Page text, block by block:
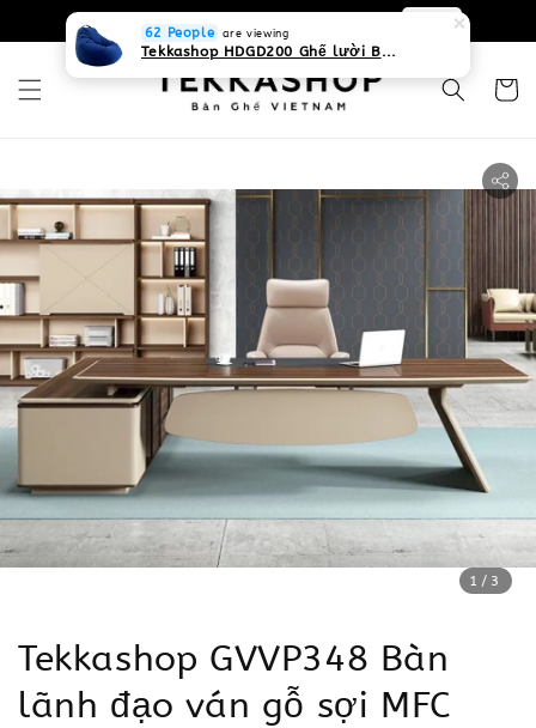
0931268840 Liên hệ với chúng tôi
1 /3
Tekkashop GVVP348 Bàn
lãnh đạo ván gỗ sợi MFC
62 People are viewing
Tekkashop HDGD200 Ghế lười Beanbag form truyền thống, chất liệu Olefin canvas kháng nước, màu xanh biển, có thể sử dụng trong nhà và cả ngoài trời, có quai xách